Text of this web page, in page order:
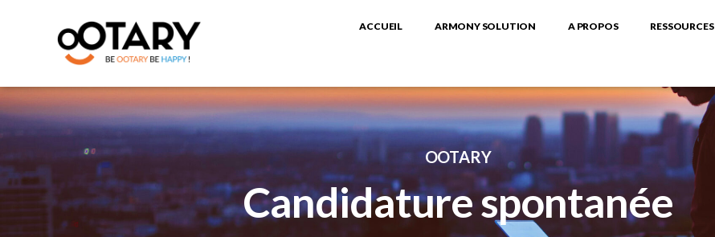
ACCUEIL ARMONY SOLUTION A PROPOS RESSOURCES
OOTARY
Candidature spontanée